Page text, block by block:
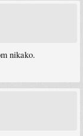
nikako.